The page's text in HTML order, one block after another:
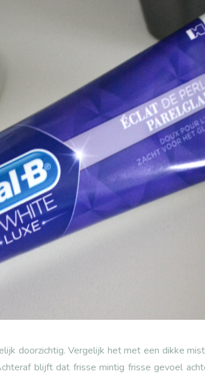
doorzichtig. Vergelijk het met een dikke
blijft dat frisse mintig frisse gevoel